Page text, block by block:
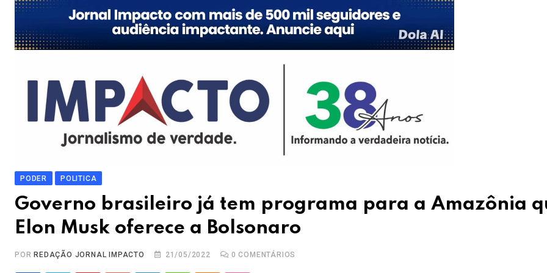
PODER POLITICA
Governo brasileiro já tem programa para a Amazônia
Elon Musk oferece a Bolsonaro
POR REDAÇÃO JORNAL IMPACTO 21/05/2022 0 COMENTÁRIOS